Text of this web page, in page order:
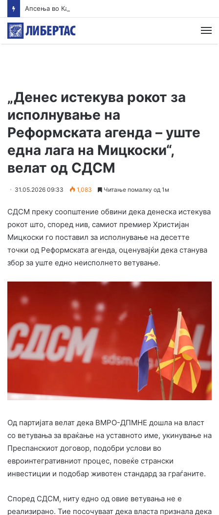
„Денес истекува рокот за
исполнување на
Реформската агенда – уште
една лага на Мицкоски“,
велат од СДСМ
31.05.2026 09:33 1,083 Читање помалку од 1м
СДСМ преку соопштение обвини дека денеска истекува
рокот што, според нив, самиот премиер Христијан
Мицкоски го поставил за исполнување на десетте
точки од Реформската агенда, оценувајќи дека станува
збор за уште едно неисполнето ветување.
Од партијата велат дека ВМРО-ДПМНЕ дошла на власт
со ветувања за враќање на уставното име, укинување на
Преспанскиот договор, подобри услови во
евроинтегративниот процес, повеќе странски
инвестиции и подобар животен стандард за граѓаните.
Според СДСМ, ниту едно од овие ветувања не е
реализирано. Тие посочуваат дека власта признала дека